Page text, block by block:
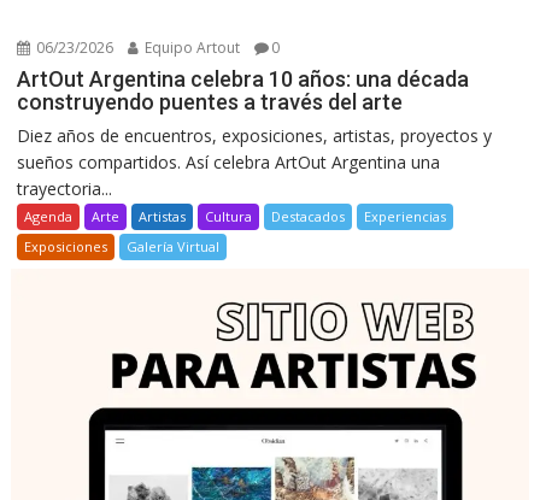
06/23/2026 Equipo Artout 0
ArtOut Argentina celebra 10 años: una década
construyendo puentes a través del arte
Diez años de encuentros, exposiciones, artistas, proyectos y
sueños compartidos. Así celebra ArtOut Argentina una
trayectoria...
Agenda Arte Artistas Cultura Destacados
Experiencias
Exposiciones
Galería Virtual